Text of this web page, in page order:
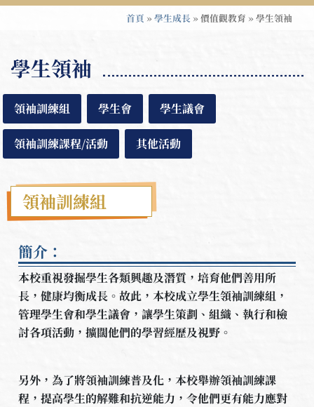
首頁 »學生成長 »價值觀教育 »學生領袖
學生領袖
領袖訓練組 學生會 學生議會
領袖訓練課程/活動 其他活動
領袖訓練組
簡介：
本校重視發掘學生各類興趣及潛質，培育他們善用所
長，健康均衡成長。故此，本校成立學生領袖訓練組，
管理學生會和學生議會，讓學生策劃、組織、執行和檢
討各項活動，擴闊他們的學習經歷及視野。
另外，為了將領袖訓練普及化，本校舉辦領袖訓練課
程，提高學生的解難和抗逆能力，令他們更有能力應對